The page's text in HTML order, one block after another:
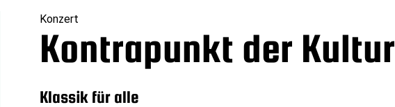
Konzert
Kontrapunkt der Kultur
Klassik für alle